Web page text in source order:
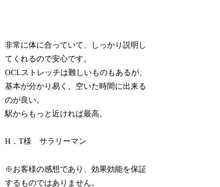
非常に体に合っていて、しっかり説明し
てくれるので安心です。
OCLストレッチは難しいものもあるが、
基本が分かり易く、空いた時間に出来る
のが良い。
駅からもっと近ければ最高。
H．T様 サラリーマン
※お客様の感想であり、効果効能を保証
するものではありません。